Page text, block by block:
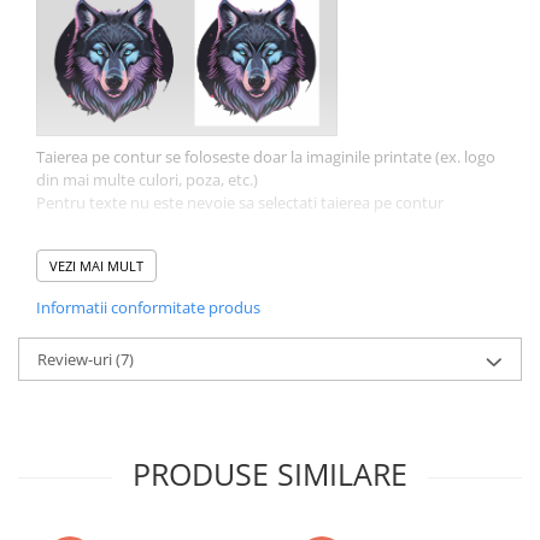
VANATOARE - PESCUIT
Taierea pe contur se foloseste doar la imaginile printate (ex. logo
din mai multe culori, poza, etc.)
Pentru texte nu este nevoie sa selectati taierea pe contur
Cum aleg dimensiunea?
Ce fisier pot sa trimit?
VEZI MAI MULT
Informatii conformitate produs
Review-uri(7)
PRODUSE SIMILARE